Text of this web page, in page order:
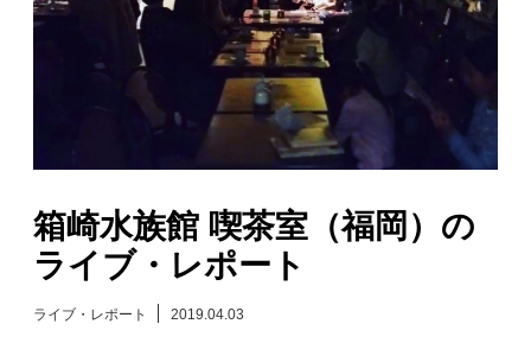
ギャラリー
日々のレポート
プロフィール
演奏依頼
箱崎水族館 喫茶室（福岡）の
ライブ・レポート
ライブ・レポート 2019.04.03